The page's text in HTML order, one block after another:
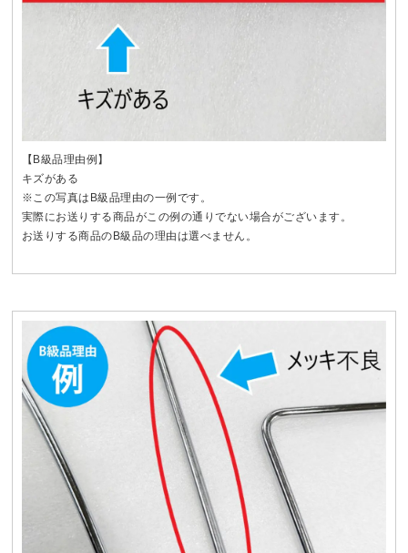
【B級品理由例】
キズがある
※この写真はB級品理由の一例です。
実際にお送りする商品がこの例の通りでない場合がございます。
お送りする商品のB級品の理由は選べません。